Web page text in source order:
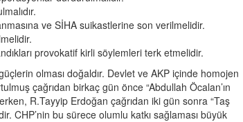
ve SİHA suikastlerine son verilmelidir.
provokatif kirli söylemleri terk etmelidir.
olması doğaldır. Devlet ve AKP içinde homojen
çağrıdan birkaç gün önce “Abdullah Öcalan’ın
R.Tayyip Erdoğan çağrıdan iki gün sonra “Taş
CHP’nin bu sürece olumlu katkı sağlaması büyük